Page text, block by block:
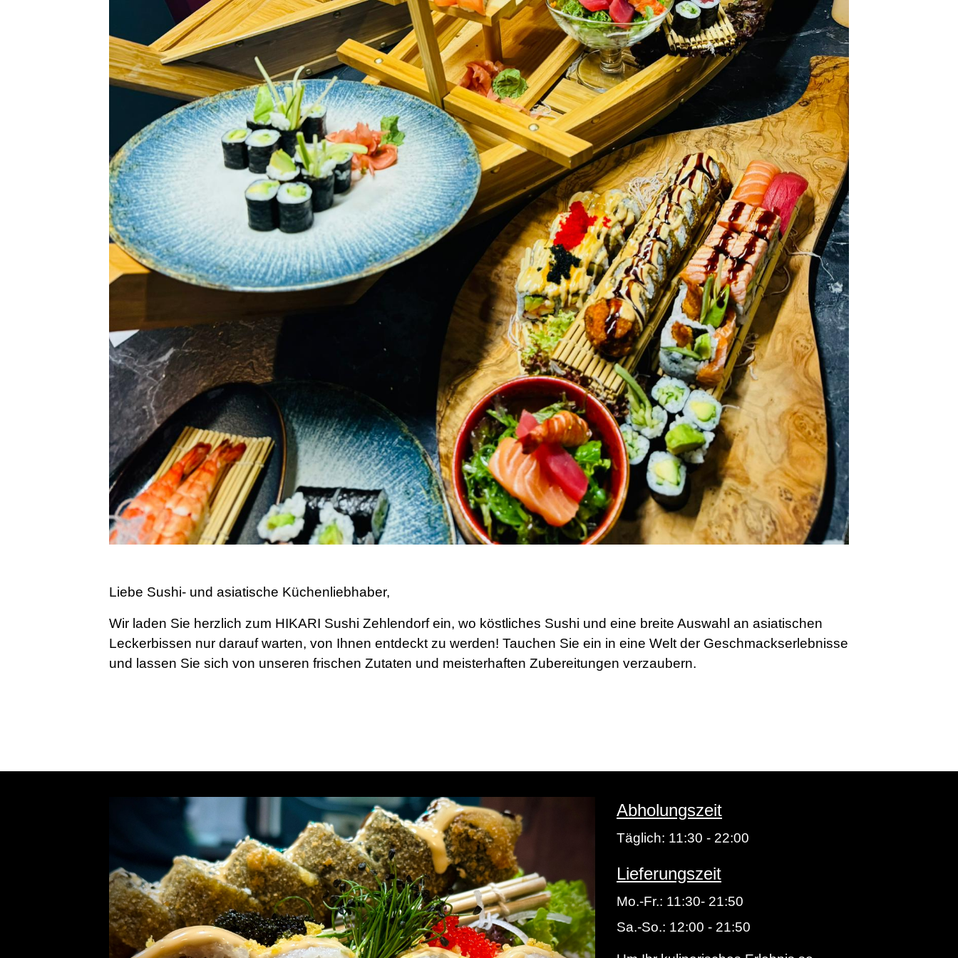
Liebe Sushi- und asiatische Küchenliebhaber,
Wir laden Sie herzlich zum HIKARI Sushi Zehlendorf ein, wo köstliches Sushi und eine breite Auswahl an asiatischen
Leckerbissen nur darauf warten, von Ihnen entdeckt zu werden! Tauchen Sie ein in eine Welt der Geschmackserlebnisse
und lassen Sie sich von unseren frischen Zutaten und meisterhaften Zubereitungen verzaubern.
Abholungszeit
Täglich: 11:30 - 22:00
Lieferungszeit
Mo.-Fr.: 11:30- 21:50
Sa.-So.: 12:00 - 21:50